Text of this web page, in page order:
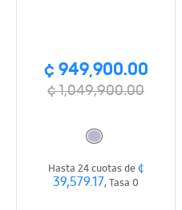
¢ 949,900.00
¢ 1,049,900.00
Hasta 24 cuotas de¢
39,579.17, Tasa 0